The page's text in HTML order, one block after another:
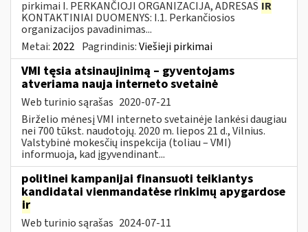
pirkimai I. PERKANČIOJI ORGANIZACIJA, ADRESAS IR
KONTAKTINIAI DUOMENYS: I.1. Perkančiosios
organizacijos pavadinimas...
Metai: 2022 Pagrindinis:Viešieji pirkimai
VMI tęsia atsinaujinimą – gyventojams
atveriama nauja interneto svetainė
Web turinio sąrašas 2020-07-21
Birželio mėnesį VMI interneto svetainėje lankėsi daugiau
nei 700 tūkst. naudotojų. 2020 m. liepos 21 d., Vilnius.
Valstybinė mokesčių inspekcija (toliau – VMI)
informuoja, kad įgyvendinant...
politinei kampanijai finansuoti teikiantys
kandidatai vienmandatėse rinkimų apygardose
ir
Web turinio sąrašas 2024-07-11